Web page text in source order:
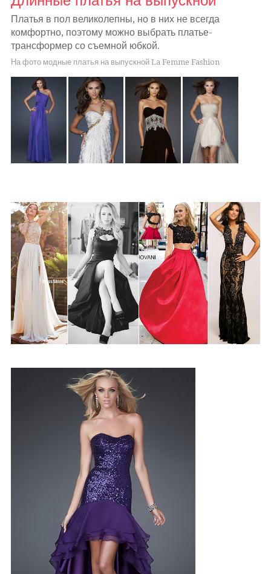
Платья в пол великолепны, но в них не всегда
комфортно, поэтому можно выбрать платье-
трансформер со съемной юбкой.
На фото модные платья на выпускной La Femme Fashion